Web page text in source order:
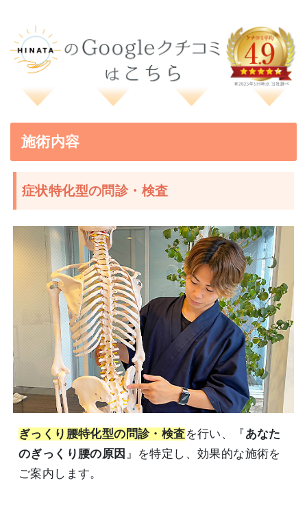
施術内容
症状特化型の問診・検査
ぎっくり腰特化型の問診・検査を行い、『 あなた
のぎっくり腰の原因 』を特定し、効果的な施術を
ご案内します。